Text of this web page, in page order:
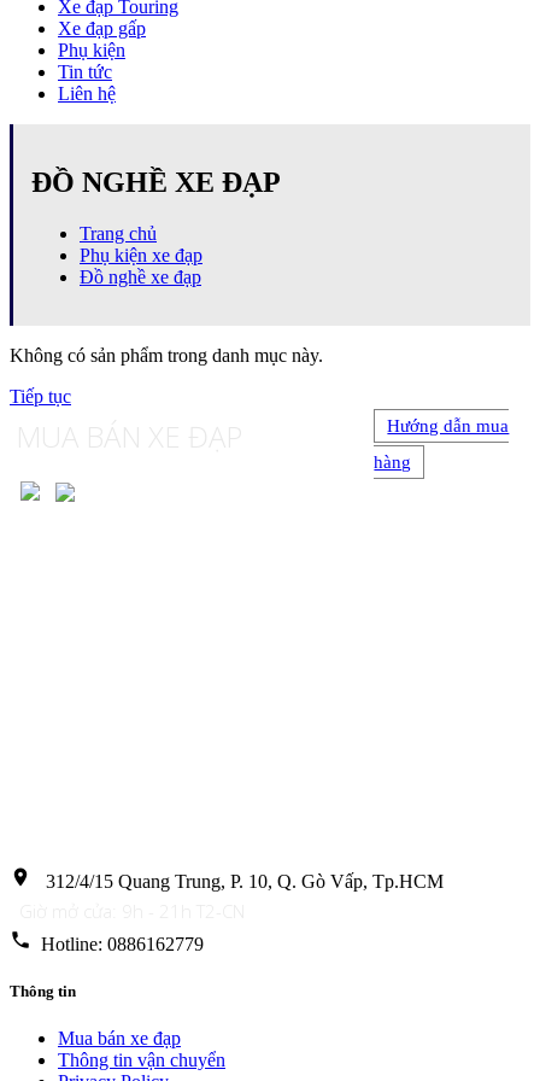
Xe đạp Touring
Xe đạp gấp
Phụ kiện
Tin tức
Liên hệ
ĐỒ NGHỀ XE ĐẠP
Trang chủ
Phụ kiện xe đạp
Đồ nghề xe đạp
Không có sản phẩm trong danh mục này.
Tiếp tục
Hướng dẫn mua
hàng
location_on 312/4/15 Quang Trung, P. 10, Q. Gò Vấp, Tp.HCM
phone Hotline: 0886162779
Thông tin
Mua bán xe đạp
Thông tin vận chuyển